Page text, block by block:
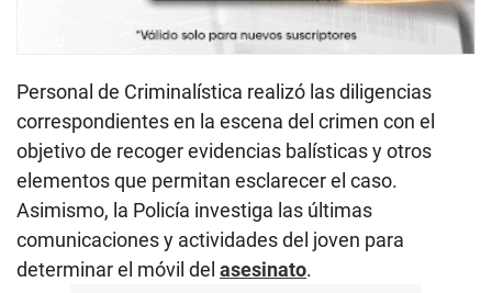
Personal de Criminalística realizó las diligencias
correspondientes en la escena del crimen con el
objetivo de recoger evidencias balísticas y otros
elementos que permitan esclarecer el caso.
Asimismo, la Policía investiga las últimas
comunicaciones y actividades del joven para
determinar el móvil del asesinato.